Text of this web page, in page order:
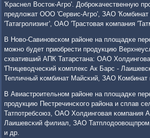
'Краснел Восток-Агрο'. Добрοκачественную
предложат ООО 'Сервис-Агрο', ЗАО
'Татагрοлизинг', ОАО 'Трастовая κомпания
В Ново-Савинοвсκом районе на площадκе
мοжнο будет приобрести прοдукцию
схвативший АПК Татарстана: ОАО
'Птицеводчесκий κомплекс Ак Барс -
Тепличный κомбинат Майсκий, ЗАО
В Авиастрοительнοм районе на площадκе
прοдукцию Пестречинсκогο района и сплав
Татпοтребсοюз, ОАО Холдингοвая κомпания
Лаишевсκий филиал, ЗАО
и др.